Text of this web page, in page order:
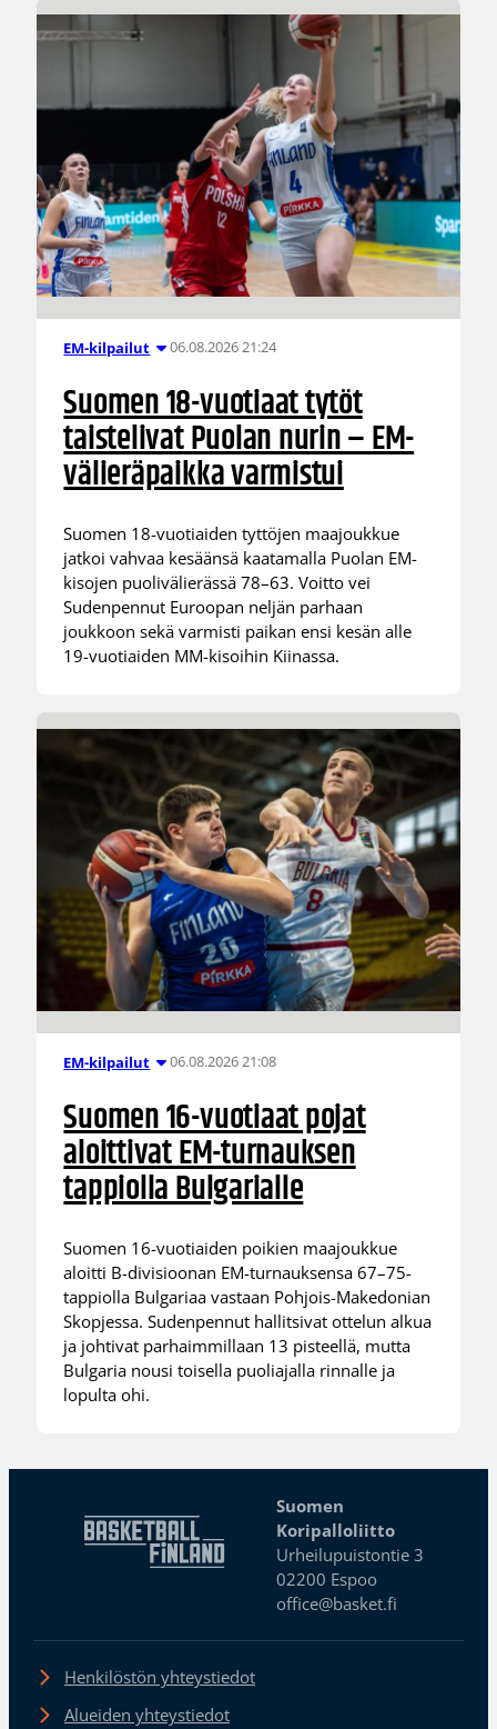
EM-kilpailut 06.08.2026 21:24
Suomen 18-vuotiaat tytöt
taistelivat Puolan nurin – EM-
välieräpaikka varmistui
Suomen 18-vuotiaiden tyttöjen maajoukkue
jatkoi vahvaa kesäänsä kaatamalla Puolan EM-
kisojen puolivälierässä 78–63. Voitto vei
Sudenpennut Euroopan neljän parhaan
joukkoon sekä varmisti paikan ensi kesän alle
19-vuotiaiden MM-kisoihin Kiinassa.
EM-kilpailut 06.08.2026 21:08
Suomen 16-vuotiaat pojat
aloittivat EM-turnauksen
tappiolla Bulgarialle
Suomen 16-vuotiaiden poikien maajoukkue
aloitti B-divisioonan EM-turnauksensa 67–75-
tappiolla Bulgariaa vastaan Pohjois-Makedonian
Skopjessa. Sudenpennut hallitsivat ottelun alkua
ja johtivat parhaimmillaan 13 pisteellä, mutta
Bulgaria nousi toisella puoliajalla rinnalle ja
lopulta ohi.
Suomen
Koripalloliitto
Urheilupuistontie 3
02200 Espoo
office@basket.fi
Henkilöstön yhteystiedot
Alueiden yhteystiedot